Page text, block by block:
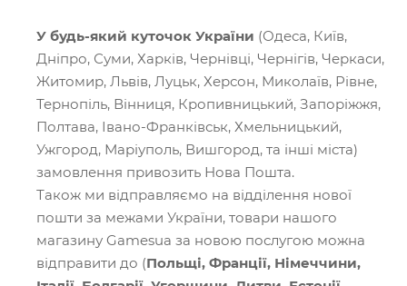
У будь-який куточок України (Одеса, Київ,
Дніпро, Суми, Харків, Чернівці, Чернігів, Черкаси,
Житомир, Львів, Луцьк, Херсон, Миколаїв, Рівне,
Тернопіль, Вінниця, Кропивницький, Запоріжжя,
Полтава, Івано-Франківськ, Хмельницький,
Ужгород, Маріуполь, Вишгород, та інші міста)
замовлення привозить Нова Пошта.
Також ми відправляємо на відділення нової
пошти за межами України, товари нашого
магазину Gamesua за новою послугою можна
відправити до (Польщі, Франції, Німеччини,